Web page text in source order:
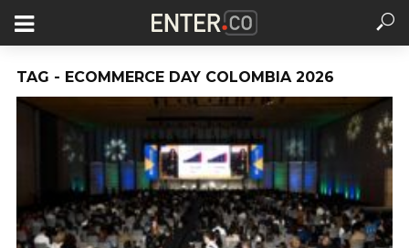
TAG - ECOMMERCE DAY COLOMBIA 2026